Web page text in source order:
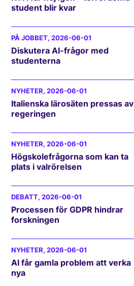
student blir kvar
PÅ JOBBET, 2026-06-01
Diskutera AI-frågor med
studenterna
NYHETER, 2026-06-01
Italienska lärosäten pressas av
regeringen
NYHETER, 2026-06-01
Högskolefrågorna som kan ta
plats i valrörelsen
DEBATT, 2026-06-01
Processen för GDPR hindrar
forskningen
NYHETER, 2026-06-01
AI får gamla problem att verka
nya